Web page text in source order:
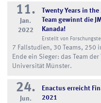
11.
Jan.
2022
Twenty Years in
Team gewinnt die
Kanada!
Erstellt von
7 Fallstudien, 30 Teams, 250
Ende ein Sieger: das Team
Universität Münster.
24.
Jun.
Enactus erreicht
2021